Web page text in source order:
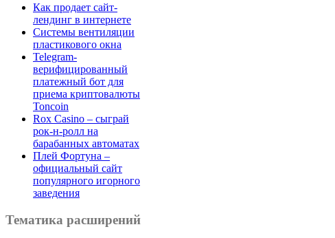
Как продает сайт-
лендинг в интернете
Системы вентиляции
пластикового окна
Telegram-
верифицированный
платежный бот для
приема криптовалюты
Toncoin
Rox Casino – сыграй
рок-н-ролл на
барабанных автоматах
Плей Фортуна –
официальный сайт
популярного игорного
заведения
Тематика расширений